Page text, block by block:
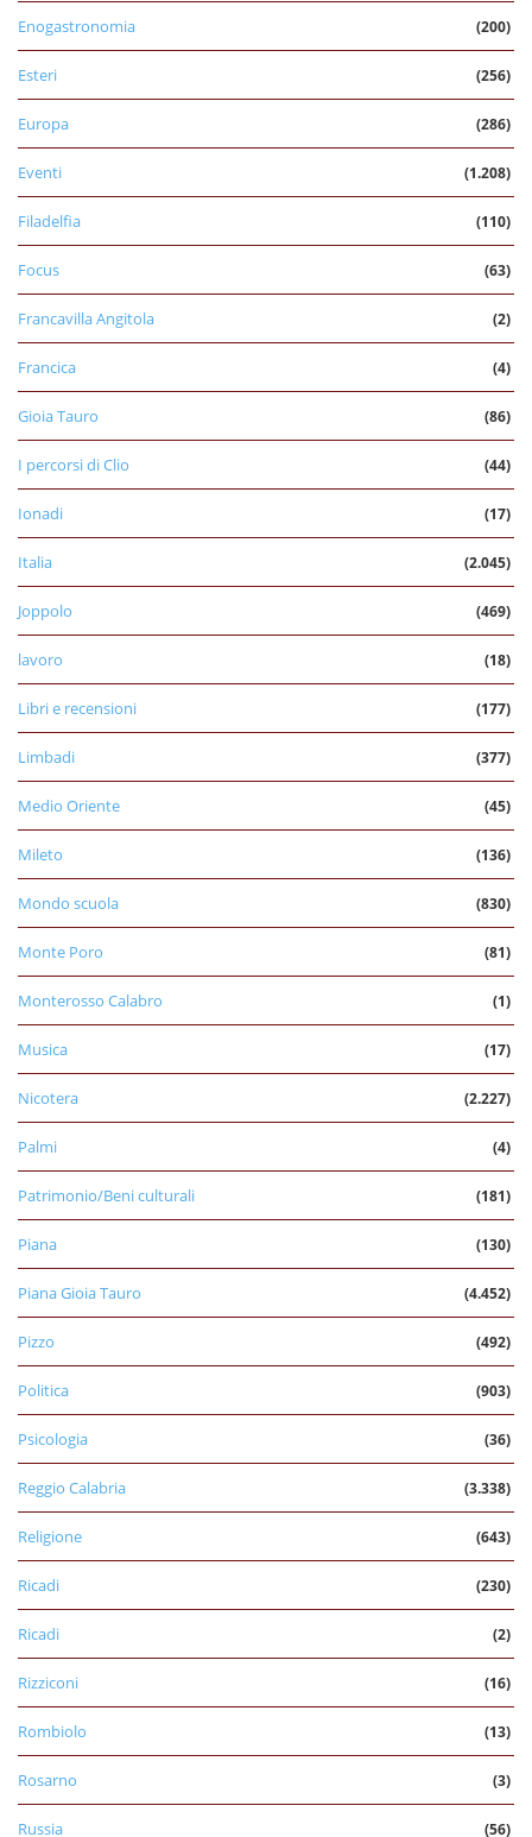
Enogastronomia (200)
Esteri (256)
Europa (286)
Eventi (1.208)
Filadelfia (110)
Focus (63)
Francavilla Angitola (2)
Francica (4)
Gioia Tauro (86)
I percorsi di Clio (44)
Ionadi (17)
Italia (2.045)
Joppolo (469)
lavoro (18)
Libri e recensioni (177)
Limbadi (377)
Medio Oriente (45)
Mileto (136)
Mondo scuola (830)
Monte Poro (81)
Monterosso Calabro (1)
Musica (17)
Nicotera (2.227)
Palmi (4)
Patrimonio/Beni culturali (181)
Piana (130)
Piana Gioia Tauro (4.452)
Pizzo (492)
Politica (903)
Psicologia (36)
Reggio Calabria (3.338)
Religione (643)
Ricadi (230)
Ricadi (2)
Rizziconi (16)
Rombiolo (13)
Rosarno (3)
Russia (56)